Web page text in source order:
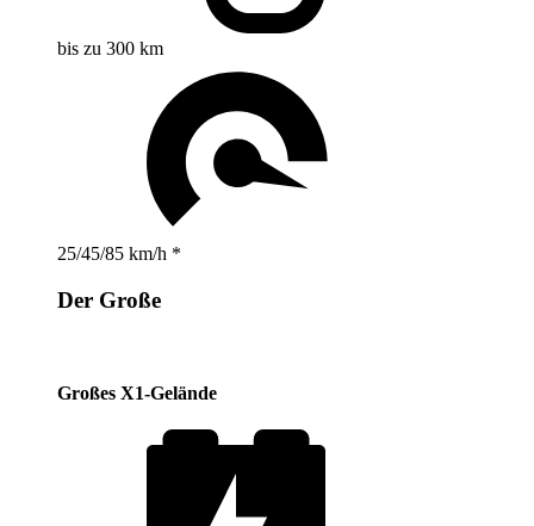
bis zu 300 km
25/45/85 km/h *
Der Große
Großes X1-Gelände